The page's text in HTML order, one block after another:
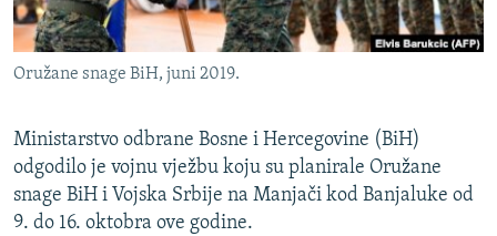
VIŠE OD NASLOVA
GENOCID U SREBRENICI
POPLAVE I KLIZIŠTA U BIH 2024.
TV LIBERTY
POST SCRIPTUM
MOJA EVROPA
PRATITE NAS
Sve RFE/RL stranice
Oružane snage BiH, juni 2019.
Ministarstvo odbrane Bosne i Hercegovine (BiH)
odgodilo je vojnu vježbu koju su planirale Oružane
snage BiH i Vojska Srbije na Manjači kod Banjaluke od
9. do 16. oktobra ove godine.